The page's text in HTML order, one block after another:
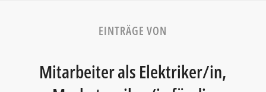
EINTRÄGE VON
Mitarbeiter als Elektriker/in,